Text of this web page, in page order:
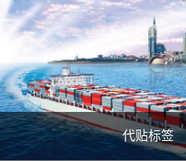
代贴标签